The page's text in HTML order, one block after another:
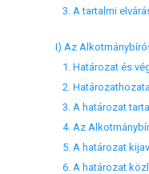
I) Az
1. Határozat és
2.
3. A határozat
4. Az
5. A határozat
6. A határozat